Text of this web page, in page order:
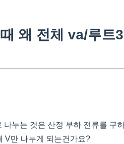
왜 전체 va/루트
누는 것은 산정 부하 전류를 구
V만 나누게 되는건가요?